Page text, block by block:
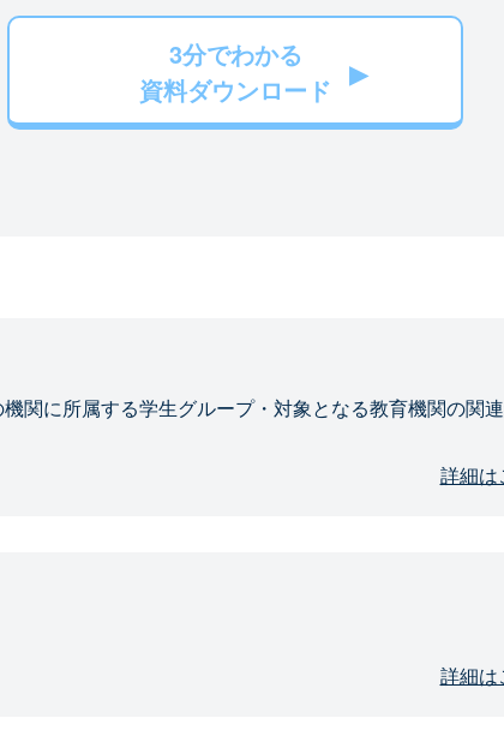
3分でわかる
資料ダウンロード
関に所属する学生グループ・対象となる教育機関の関
詳細は
詳細は